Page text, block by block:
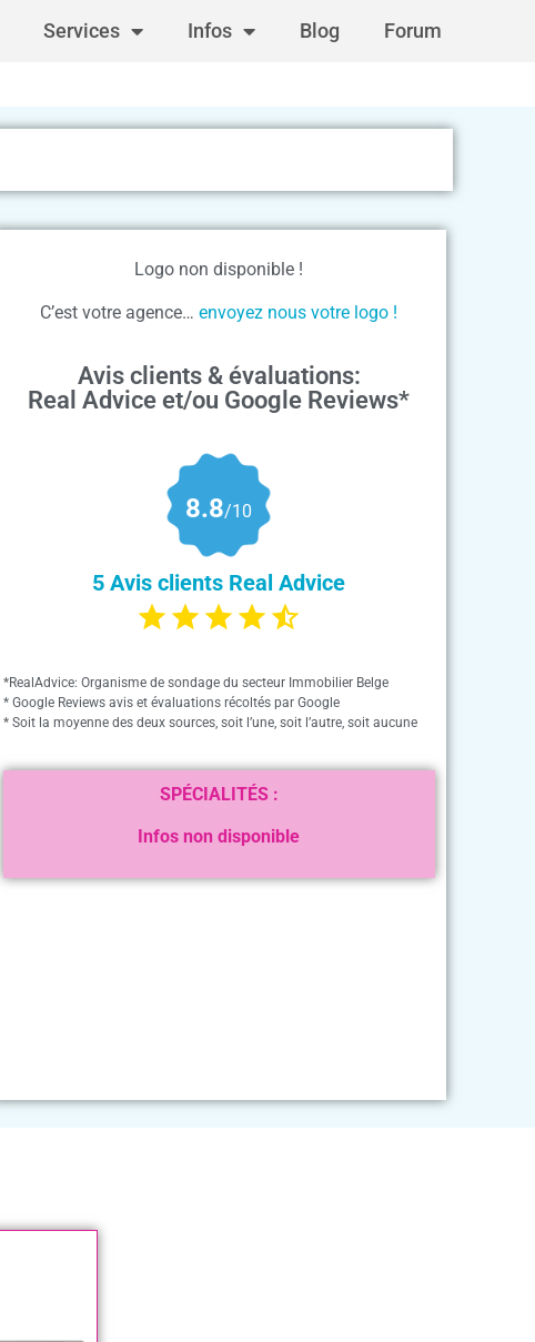
Services Infos Blog Forum
Logo non disponible !
C’est votre agence…envoyez nous votre logo !
Avis clients & évaluations:
Real Advice et/ou Google Reviews*
8.8/10
5 Avis clients Real Advice
*RealAdvice: Organisme de sondage du secteur Immobilier Belge
* Google Reviews avis et évaluations récoltés par Google
* Soit la moyenne des deux sources, soit l’une, soit l’autre, soit aucune
SPÉCIALITÉS :
Infos non disponible